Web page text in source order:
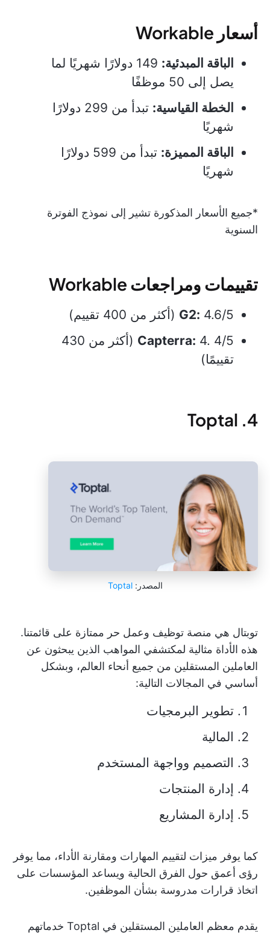
أسعار Workable
الباقة المبدئية:
149 دولارًا شهريًا لما
يصل إلى 50 موظفًا
الخطة القياسية:
تبدأ من 299 دولارًا
شهريًا
الباقة المميزة:
تبدأ من 599 دولارًا
شهريًا
*جميع الأسعار المذكورة تشير إلى نموذج الفوترة
السنوية
تقييمات ومراجعات Workable
G2: 4.6/5 (أكثر من 400 تقييم)
Capterra:
4. 4/5 (أكثر من 430
تقييمًا)
4. Toptal
المصدر:Toptal
توبتال هي منصة توظيف وعمل حر ممتازة على قائمتنا.
هذه الأداة مثالية لمكتشفي المواهب الذين يبحثون عن
العاملين المستقلين من جميع أنحاء العالم، وبشكل
أساسي في المجالات التالية:
تطوير البرمجيات
المالية
التصميم وواجهة المستخدم
إدارة المنتجات
إدارة المشاريع
كما يوفر ميزات لتقييم المهارات ومقارنة الأداء، مما يوفر
رؤى أعمق حول الفرق الحالية ويساعد المؤسسات على
اتخاذ قرارات مدروسة بشأن الموظفين.
يقدم معظم العاملين المستقلين في Toptal خدماتهم